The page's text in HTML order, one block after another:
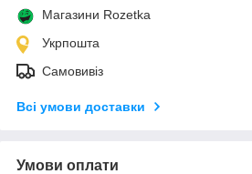
Магазини Rozetka
Укрпошта
Самовивіз
Всі умови доставки
Умови оплати